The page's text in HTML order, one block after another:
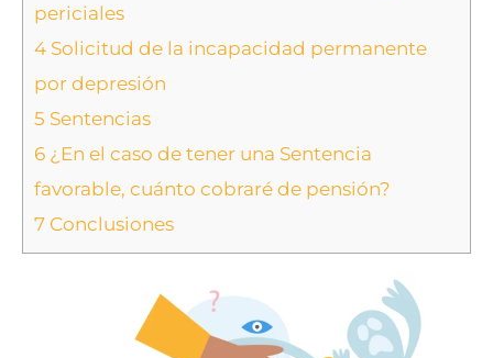
periciales
4 Solicitud de la incapacidad permanente
por depresión
5 Sentencias
6 ¿En el caso de tener una Sentencia
favorable, cuánto cobraré de pensión?
7 Conclusiones